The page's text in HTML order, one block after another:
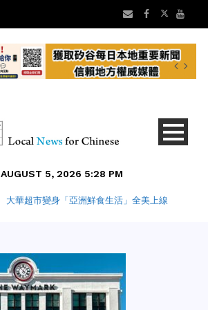
AUGUST 5, 2026 5:28 PM
大華超市變身「亞洲鮮食生活」全美上線